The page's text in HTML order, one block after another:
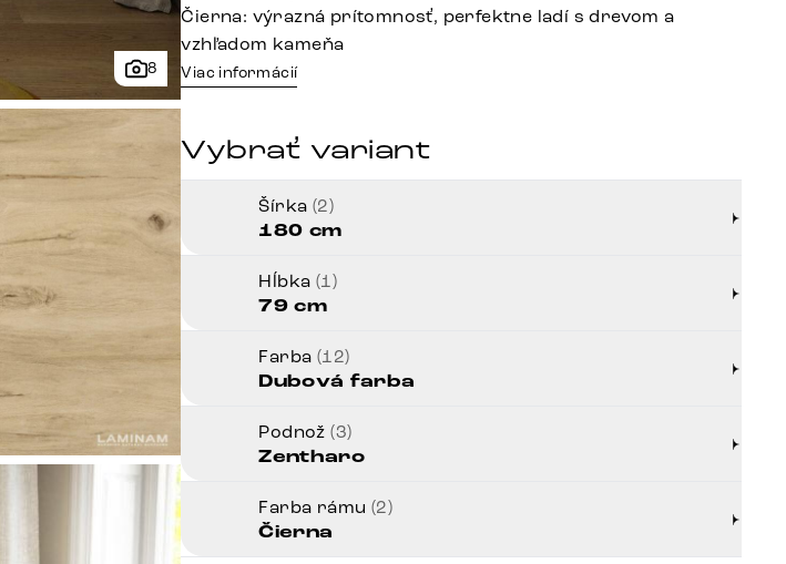
8
Čierna: výrazná prítomnosť, perfektne ladí s drevom a
vzhľadom kameňa
Viac informácií
Vybrať variant
Šírka (2)
180 cm
Hĺbka (1)
79 cm
Farba (12)
Dubová farba
Podnož(3)
Zentharo
Farba rámu (2)
Čierna